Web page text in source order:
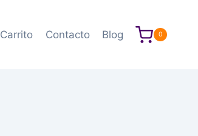
Carrito Contacto Blog 0